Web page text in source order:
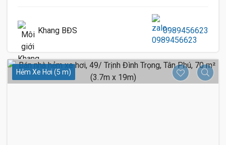
Khang BĐS 0989456623
Hẻm Xe Hơi (5 m)